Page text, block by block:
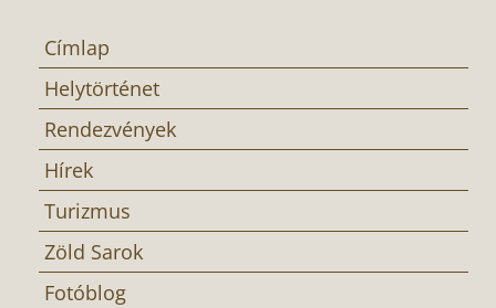
Címlap
Helytörténet
Rendezvények
Hírek
Turizmus
Zöld Sarok
Fotóblog